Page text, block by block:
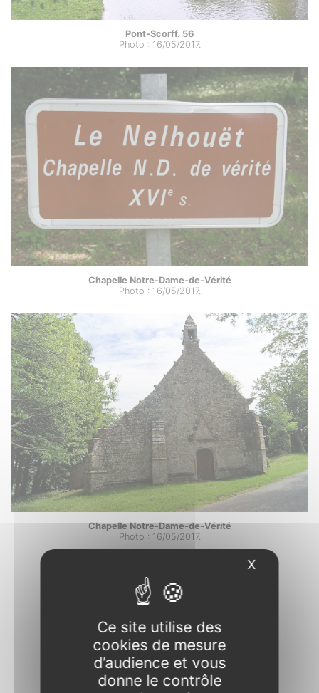
Pont-Scorff. 56
Photo : 16/05/2017.
Chapelle Notre-Dame-de-Vérité
Photo : 16/05/2017.
Chapelle Notre-Dame-de-Vérité
Photo : 16/05/2017.
Ce site utilise des
cookies de mesure
d’audience et vous
donne le contrôle
X Masquer